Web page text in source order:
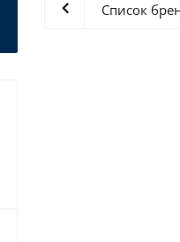
Список